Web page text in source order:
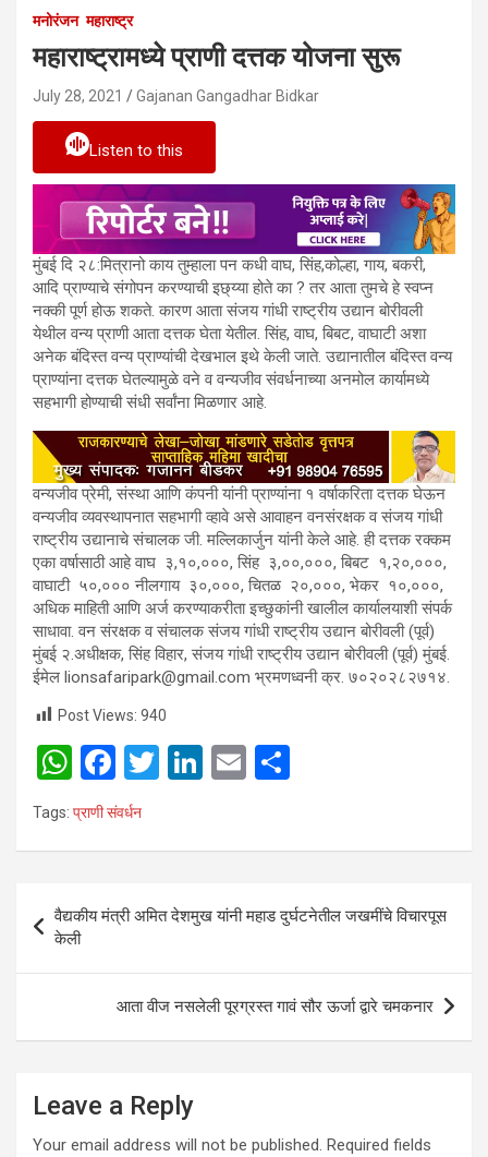
मनोरंजन महाराष्ट्र
महाराष्ट्रामध्ये प्राणी दत्तक योजना सुरू
July 28, 2021 Gajanan Gangadhar Bidkar
Listen to this
मुंबई दि २८:मित्रानो काय तुम्हाला पन कधी वाघ, सिंह,कोल्हा, गाय, बकरी,
आदि प्राण्याचे संगोपन करण्याची इछ्य्या होते का ? तर आता तुमचे हे स्वप्न
नक्की पूर्ण होऊ शकते. कारण आता संजय गांधी राष्ट्रीय उद्यान बोरीवली
येथील वन्य प्राणी आता दत्तक घेता येतील. सिंह, वाघ, बिबट, वाघाटी अशा
अनेक बंदिस्त वन्य प्राण्यांची देखभाल इथे केली जाते. उद्यानातील बंदिस्त वन्य
प्राण्यांना दत्तक घेतल्यामुळे वने व वन्यजीव संवर्धनाच्या अनमोल कार्यामध्ये
सहभागी होण्याची संधी सर्वांना मिळणार आहे.
वन्यजीव प्रेमी, संस्था आणि कंपनी यांनी प्राण्यांना १ वर्षाकरिता दत्तक घेऊन
वन्यजीव व्यवस्थापनात सहभागी व्हावे असे आवाहन वनसंरक्षक व संजय गांधी
राष्ट्रीय उद्यानाचे संचालक जी. मल्लिकार्जुन यांनी केले आहे. ही दत्तक रक्कम
एका वर्षासाठी आहे वाघ ३,१०,०००, सिंह ३,००,०००, बिबट १,२०,०००,
वाघाटी ५०,००० नीलगाय ३०,०००, चितळ २०,०००, भेकर १०,०००,
अधिक माहिती आणि अर्ज करण्याकरीता इच्छुकांनी खालील कार्यालयाशी संपर्क
साधावा. वन संरक्षक व संचालक संजय गांधी राष्ट्रीय उद्यान बोरीवली (पूर्व)
मुंबई २.अधीक्षक, सिंह विहार, संजय गांधी राष्ट्रीय उद्यान बोरीवली (पूर्व) मुंबई.
ईमेल lionsafaripark@gmail.com भ्रमणध्वनी क्र. ७०२०२८२७१४.
Post Views: 940
W
h
at
A
p
p
F
a
ce
o
o
k
T
Li
n
E
Tags: प्राणी संवर्धन
Post
navigation
वैद्यकीय मंत्री अमित देशमुख यांनी महाड दुर्घटनेतील जखमींचे विचारपूस
केली
आता वीज नसलेली पूरग्रस्त गावं सौर ऊर्जा द्वारे चमकनार
Leave a Reply
Your email address will not be published. Required fields